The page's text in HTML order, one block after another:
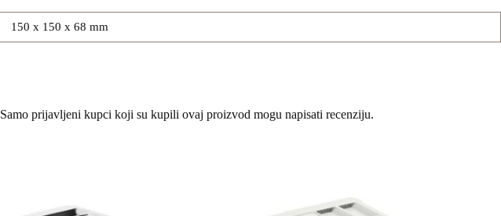
150 x 150 x 68 mm
Samo prijavljeni kupci koji su kupili ovaj proizvod mogu napisati recenziju.